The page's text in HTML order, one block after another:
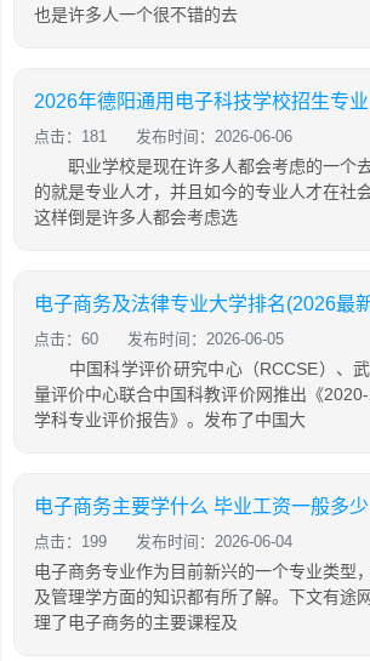
也是许多人一个很不错的去
2026年德阳通用电子科技学校招生专业
点击：181 发布时间：2026-06-06
职业学校是现在许多人都会考虑的一个
的就是专业人才，并且如今的专业人才在社
这样倒是许多人都会考虑选
电子商务及法律专业大学排名(2026最
点击：60 发布时间：2026-06-05
中国科学评价研究中心（RCCSE）、武
量评价中心联合中国科教评价网推出《
学科专业评价报告》。发布了中国大
电子商务主要学什么 毕业工资一般多少
点击：199 发布时间：2026-06-04
电子商务专业作为目前新兴的一个专业类型
及管理学方面的知识都有所了解。下文有途
理了电子商务的主要课程及